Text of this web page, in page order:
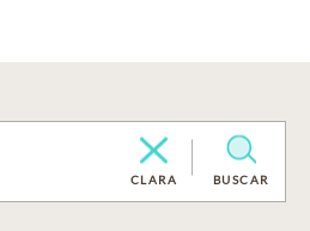
CLARA BUSCAR